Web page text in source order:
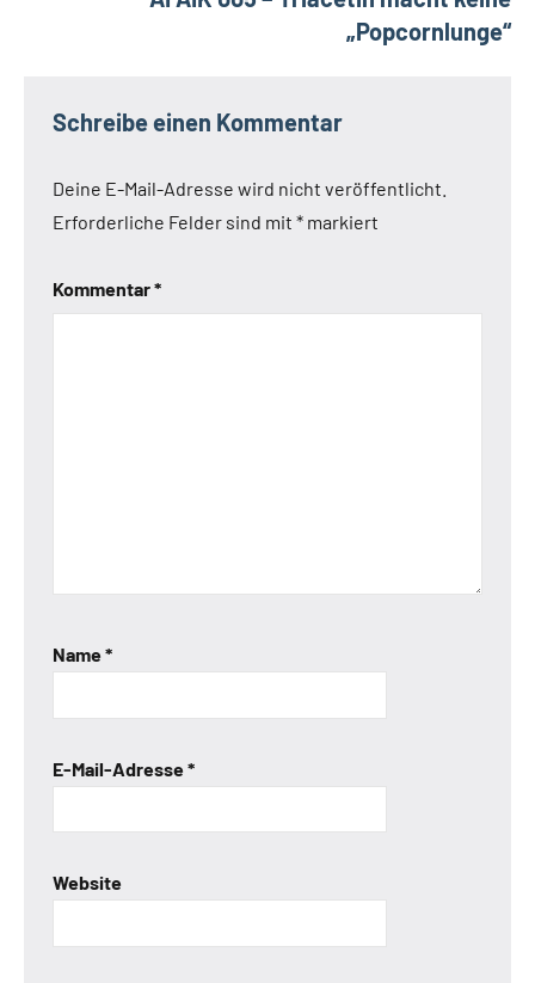
„Popcornlunge“
Schreibe einen Kommentar
Deine E-Mail-Adresse wird nicht veröffentlicht.
Erforderliche Felder sind mit * markiert
Kommentar*
Name*
E-Mail-Adresse*
Website